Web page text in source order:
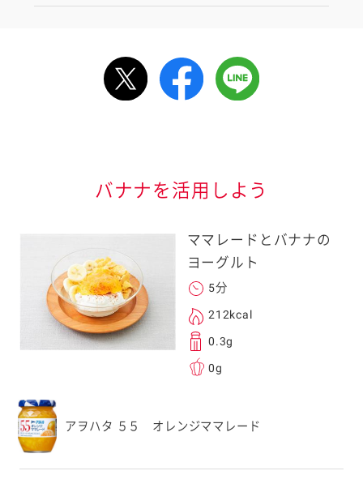
する事ができ
身以外の方に送
旦ご自身で受け
バナナを活用しよう
ママレードとバナナの
ヨーグルト
5分
212kcal
0.3g
0g
アヲハタ ５５ オレンジママレード